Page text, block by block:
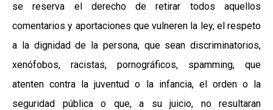
se reserva el derecho de retirar todos aquellos
comentarios y aportaciones que vulneren la ley, el respeto
a la dignidad de la persona, que sean discriminatorios,
xenófobos, racistas, pornográficos, spamming, que
atenten contra la juventud o la infancia, el orden o la
seguridad pública o que, a su juicio, no resultaran